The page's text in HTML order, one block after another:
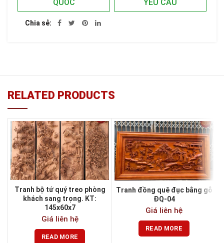
QUỐC
YÊU CẦU
Chia sẻ
RELATED PRODUCTS
Tranh bộ tứ quý treo phòng
khách sang trọng. KT:
145x60x7
Giá liên hệ
READ MORE
Tranh đồng quê đục bằng gỗ
ĐQ-04
Giá liên hệ
READ MORE